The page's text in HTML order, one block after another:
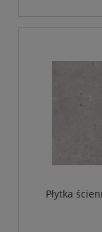
Płytka